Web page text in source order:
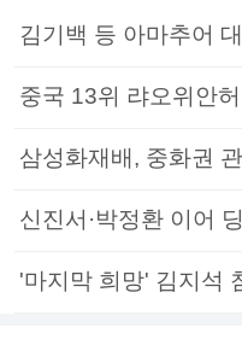
김기백 등 아마추어
중국 13위 랴오위안
삼성화재배, 중화권
신진서·박정환 이어
'마지막 희망' 김지석